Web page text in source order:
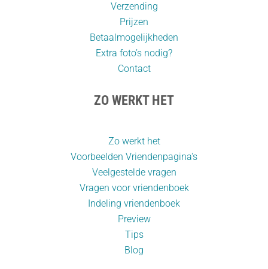
Verzending
Prijzen
Betaalmogelijkheden
Extra foto’s nodig?
Contact
ZO WERKT HET
Zo werkt het
Voorbeelden Vriendenpagina's
Veelgestelde vragen
Vragen voor vriendenboek
Indeling vriendenboek
Preview
Tips
Blog